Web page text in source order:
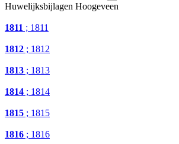
Huwelijksbijlagen Hoogeveen
1811 ; 1811
1812 ; 1812
1813 ; 1813
1814 ; 1814
1815 ; 1815
1816 ; 1816